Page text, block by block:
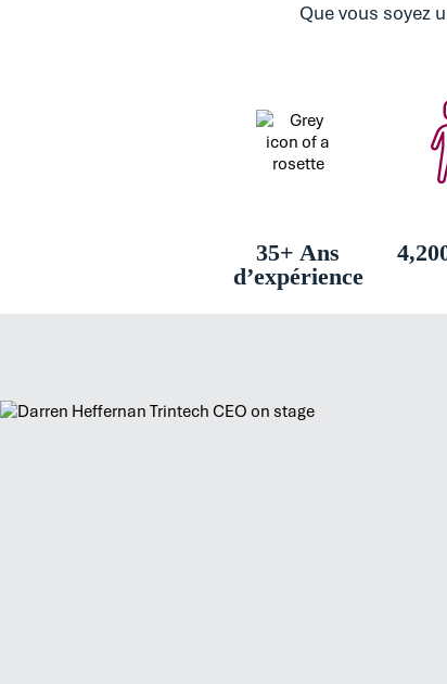
Que vous soyez
35+ Ans
d’expérience